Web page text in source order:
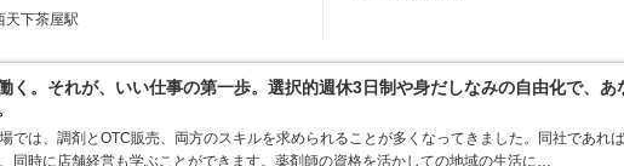
天下茶屋駅
く。それが、いい仕事の第一歩。選択的週休3日制や身だしなみの自由化で、あ
では、調剤とOTC販売、両方のスキルを求められることが多くなってきました。同社であれ
同時に店舗経営も学ぶことができます。薬剤師の資格を活かしての地域の生活に…